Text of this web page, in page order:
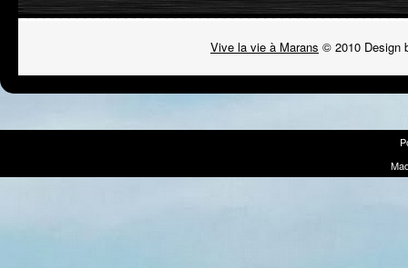
Vive la vie à Marans © 2010 Design